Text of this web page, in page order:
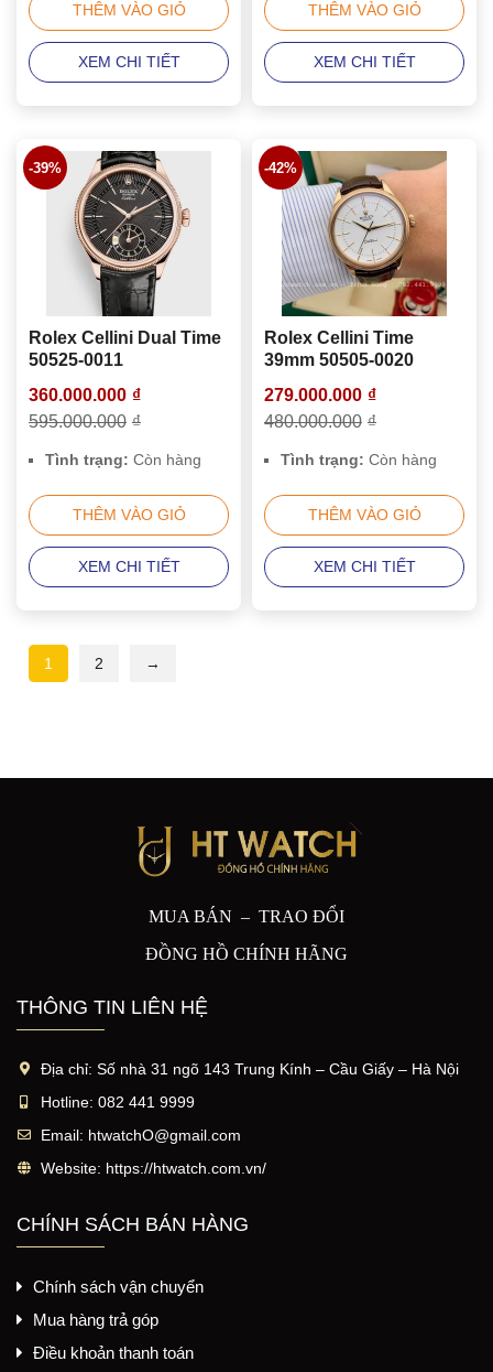
THÊM VÀO GIỎ
XEM CHI TIẾT
THÊM VÀO GIỎ
XEM CHI TIẾT
Rolex Cellini Dual Time
50525-0011
360.000.000 ₫
595.000.000 ₫
Tình trạng: Còn hàng
THÊM VÀO GIỎ
-39%
XEM CHI TIẾT
Rolex Cellini Time
39mm 50505-0020
279.000.000 ₫
480.000.000 ₫
Tình trạng: Còn hàng
THÊM VÀO GIỎ
-42%
XEM CHI TIẾT
1 2 →
MUA BÁN – TRAO ĐỔI
ĐỒNG HỒ CHÍNH HÃNG
THÔNG TIN LIÊN HỆ
Địa chỉ: Số nhà 31 ngõ 143 Trung Kính – Cầu Giấy – Hà Nội
Hotline: 082 441 9999
Email: htwatchO@gmail.com
Website: https://htwatch.com.vn/
CHÍNH SÁCH BÁN HÀNG
Chính sách vận chuyển
Mua hàng trả góp
Điều khoản thanh toán